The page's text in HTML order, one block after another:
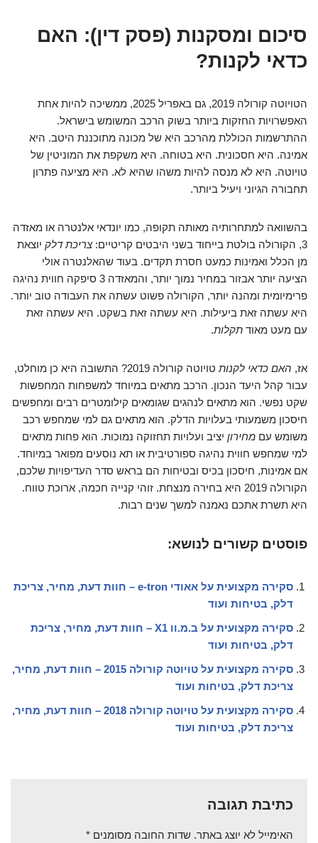
סיכום ומסקנות (פסק דין): האם
כדאי לקנות?
הטויוטה קורולה 2019, גם באפריל 2025, ממשיכה להיות אחת
האפשרויות החזקות ביותר בשוק הרכב המשומש בישראל.
ההתרשמות הכוללת מהרכב היא של מכונה מתוכננת היטב. היא
אמינה. היא חסכונית. היא בטוחה. היא משקפת את המוניטין של
טויוטה. היא לא מנסה להיות משהו שהיא לא. היא מציעה פתרון
תחבורה הגיוני ויעיל ביותר.
בהשוואה למתחרותיה מאותה תקופה, כמו יונדאי אלנטרה או מאזדה
3, הקורולה בולטת בייחוד בשני היבטים קריטיים:
צריכת דלק יוצאת
מן הכלל ואמינות כמעט חסרת תקדים. בעוד שהאלנטרה אולי
הציעה יותר אבזור במחיר נמוך יותר, והמאזדה 3 סיפקה חווית נהיגה
פרימיומית ומהנה יותר, הקורולה פשוט עשתה את העבודה טוב יותר.
היא עשתה זאת ביעילות. היא עשתה זאת בשקט. היא עשתה זאת
עם מעט מאוד תקלות.
אז, האם כדאי לקנות
טויוטה קורולה 2019? התשובה היא כן מוחלט,
עבור קהל היעד הנכון. הרכב מתאים במיוחד למשפחות המחפשות
שקט נפשי. הוא מתאים לנהגים שגומאים קילומטרים רבים ומחפשים
חיסכון משמעותי בעלויות הדלק. הוא מתאים גם למי שמחפש רכב
משומש עם מחירון יציב ועלויות תחזוקה נמוכות. הוא פחות מתאים
למי שמחפש חווית נהיגה ספורטיבית או תא נוסעים מפואר במיוחד.
אם אמינות, חיסכון בכיס ובטיחות הם בראש סדר העדיפויות שלכם,
הקורולה 2019 היא בחירה מנצחת. זוהי קנייה חכמה, ארוכת טווח.
היא תשרת אתכם נאמנה למשך שנים רבות.
פוסטים קשורים לנושא:
סקירה מקצועית על אאודי e-tron – חוות דעת, מחיר, צריכת
דלק, בטיחות ועוד
סקירה מקצועית על ב.מ.וו X1 – חוות דעת, מחיר, צריכת
דלק, בטיחות ועוד
סקירה מקצועית על טויוטה קורולה 2015 – חוות דעת, מחיר,
צריכת דלק, בטיחות ועוד
סקירה מקצועית על טויוטה קורולה 2018 – חוות דעת, מחיר,
צריכת דלק, בטיחות ועוד
כתיבת תגובה
האימייל לא יוצג באתר. שדות החובה מסומנים *